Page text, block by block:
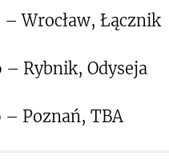
– Wrocław, Łącznik
– Rybnik, Odyseja
– Poznań, TBA